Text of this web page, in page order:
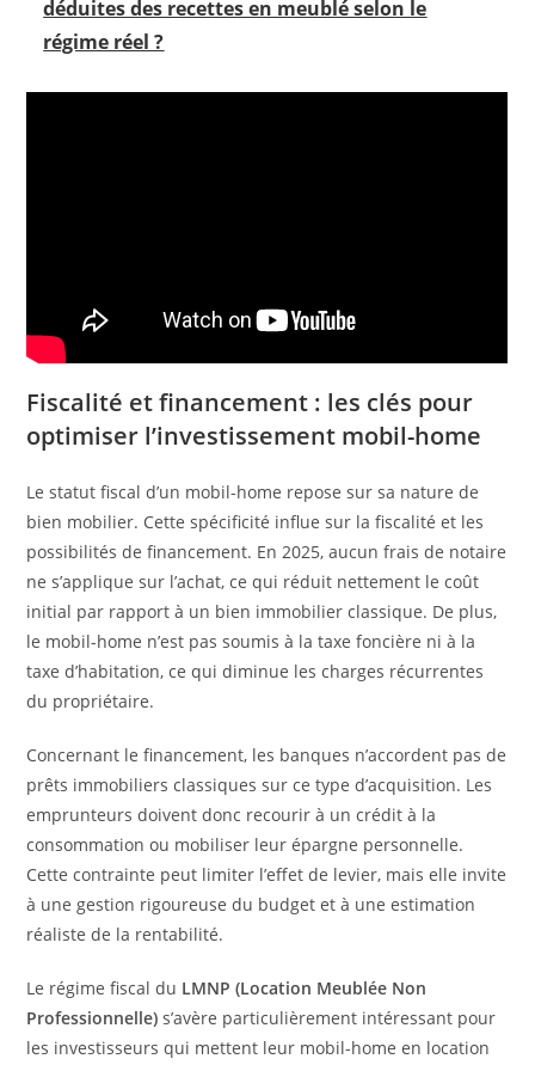
déduites des recettes en meublé selon le
régime réel ?
Fiscalité et financement : les clés pour
optimiser l’investissement mobil-home
Le statut fiscal d’un mobil-home repose sur sa nature de
bien mobilier. Cette spécificité influe sur la fiscalité et les
possibilités de financement. En 2025, aucun frais de notaire
ne s’applique sur l’achat, ce qui réduit nettement le coût
initial par rapport à un bien immobilier classique. De plus,
le mobil-home n’est pas soumis à la taxe foncière ni à la
taxe d’habitation, ce qui diminue les charges récurrentes
du propriétaire.
Concernant le financement, les banques n’accordent pas de
prêts immobiliers classiques sur ce type d’acquisition. Les
emprunteurs doivent donc recourir à un crédit à la
consommation ou mobiliser leur épargne personnelle.
Cette contrainte peut limiter l’effet de levier, mais elle invite
à une gestion rigoureuse du budget et à une estimation
réaliste de la rentabilité.
Le régime fiscal du LMNP (Location Meublée Non
Professionnelle) s’avère particulièrement intéressant pour
les investisseurs qui mettent leur mobil-home en location